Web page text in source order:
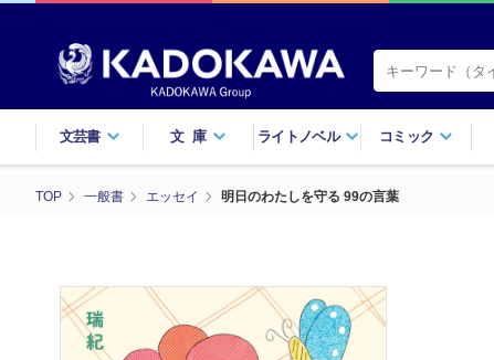
文芸書 文庫 ライトノベル コミック
TOP 一般書 エッセイ 明日のわたしを守る 99の言葉